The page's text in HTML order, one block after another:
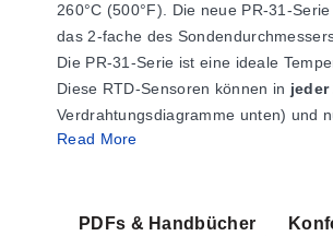
260°C (500°F). Die neue PR-31-
das 2-fache des
Die PR-31-Serie ist eine ideale
Diese RTD-Sensoren können in
Verdrahtungsdiagramme unten) und
Anwendung. Außerdem kann der
Read More
PDFs & Handbücher